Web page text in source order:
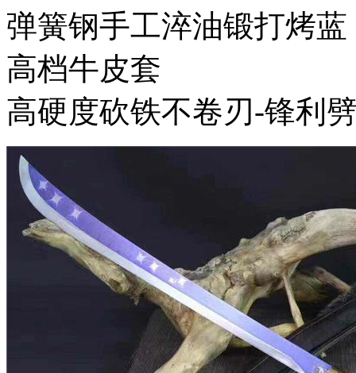
弹簧钢手工淬油锻打烤
高档牛皮套
高硬度砍铁不卷刃-锋利